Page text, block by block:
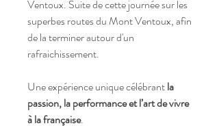
Ventoux. Suite de cette journée sur les
superbes routes du Mont Ventoux, afin
de la terminer autour d'un
rafraichissement.
Une expérience unique célébrantla
passion, la performance et l’art de vivre
à la française.